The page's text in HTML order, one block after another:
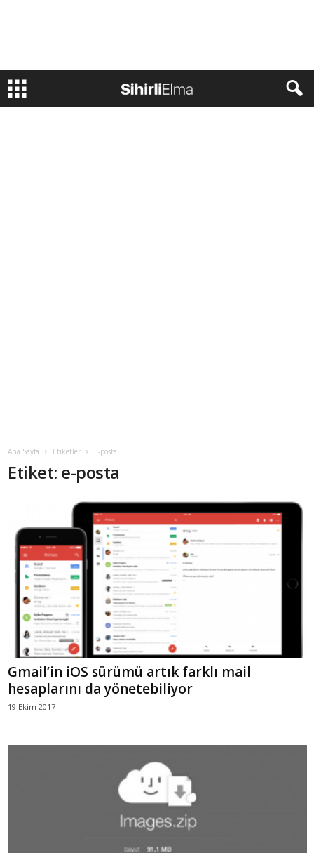
Ana Sayfa Etiketler E-posta
Etiket: e-posta
Gmail’in iOS sürümü artık farklı mail
hesaplarını da yönetebiliyor
19 Ekim 2017